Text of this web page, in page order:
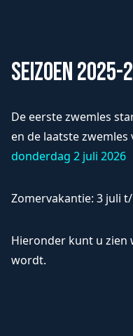
Seizoen 2025-
De eerste zwemles
en de laatste zwemles
donderdag 2 juli 2026
Zomervakantie: 3 juli
Hieronder kunt u zien
wordt.